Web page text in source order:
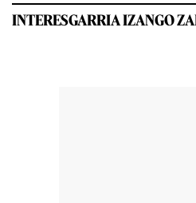
INTERESGARRIA IZANGO